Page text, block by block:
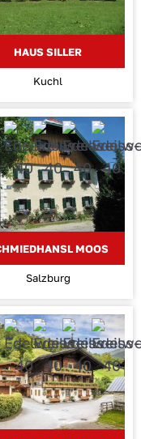
HAUS SILLER
Kuchl
MOOS
Salzburg